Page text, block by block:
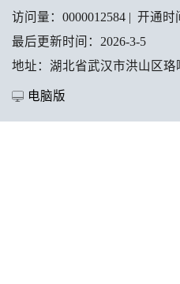
访问量： 0000012584| 开通时
最后更新时间： 2026-3-5
地址：湖北省武汉市洪山区珞
电脑版